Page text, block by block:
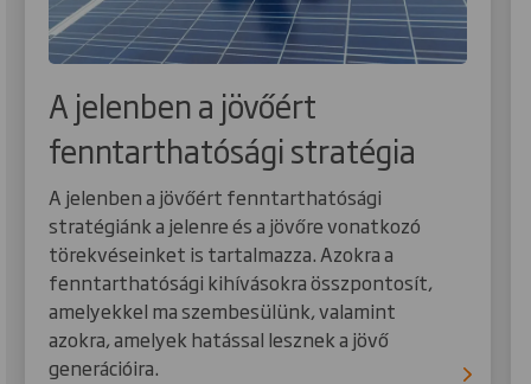
A jelenben a jövőért
fenntarthatósági stratégia
A jelenben a jövőért fenntarthatósági
stratégiánk a jelenre és a jövőre vonatkozó
törekvéseinket is tartalmazza. Azokra a
fenntarthatósági kihívásokra összpontosít,
amelyekkel ma szembesülünk, valamint
azokra, amelyek hatással lesznek a jövő
generációira.